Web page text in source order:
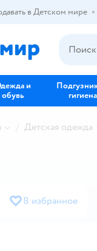
в Детском мире
и
обувь
гигиена
Детская одежда
В избранное